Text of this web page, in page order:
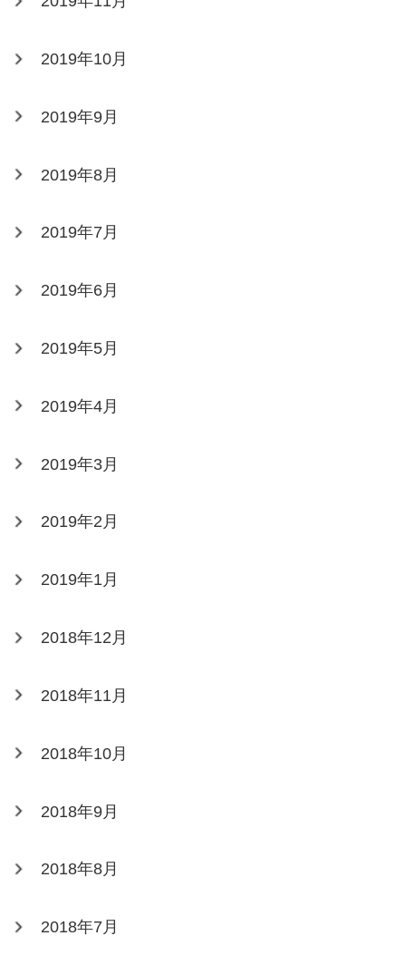
2019年10月
2019年9月
2019年8月
2019年7月
2019年6月
2019年5月
2019年4月
2019年3月
2019年2月
2019年1月
2018年12月
2018年11月
2018年10月
2018年9月
2018年8月
2018年7月